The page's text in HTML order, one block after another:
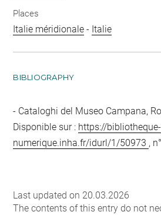
Places
Italie méridionale - Italie
BIBLIOGRAPHY
Cataloghi del Museo Campana,
Disponible sur : https://bibliotheque-
numerique.inha.fr/idurl/1/50973 ,
Last updated on 20.03.2026
The contents of this entry do not